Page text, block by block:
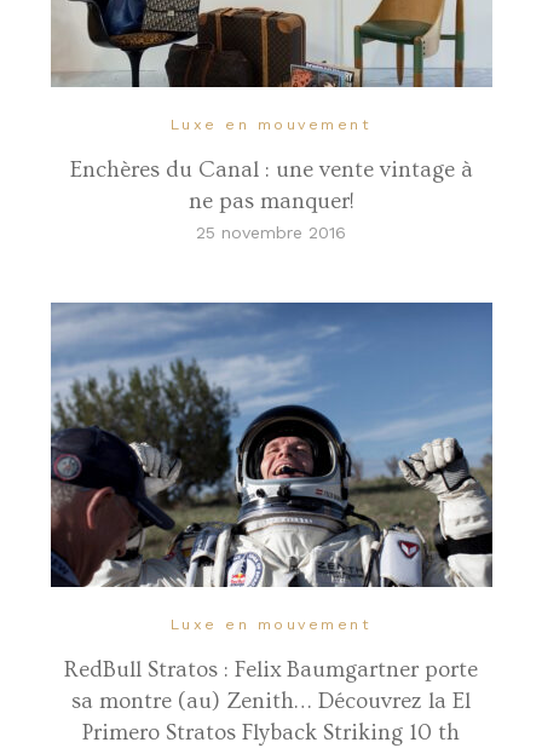
Luxe en mouvement
Enchères du Canal : une vente vintage à
ne pas manquer!
25 novembre 2016
Luxe en mouvement
RedBull Stratos : Felix Baumgartner porte
sa montre (au) Zenith… Découvrez la El
Primero Stratos Flyback Striking 10 th